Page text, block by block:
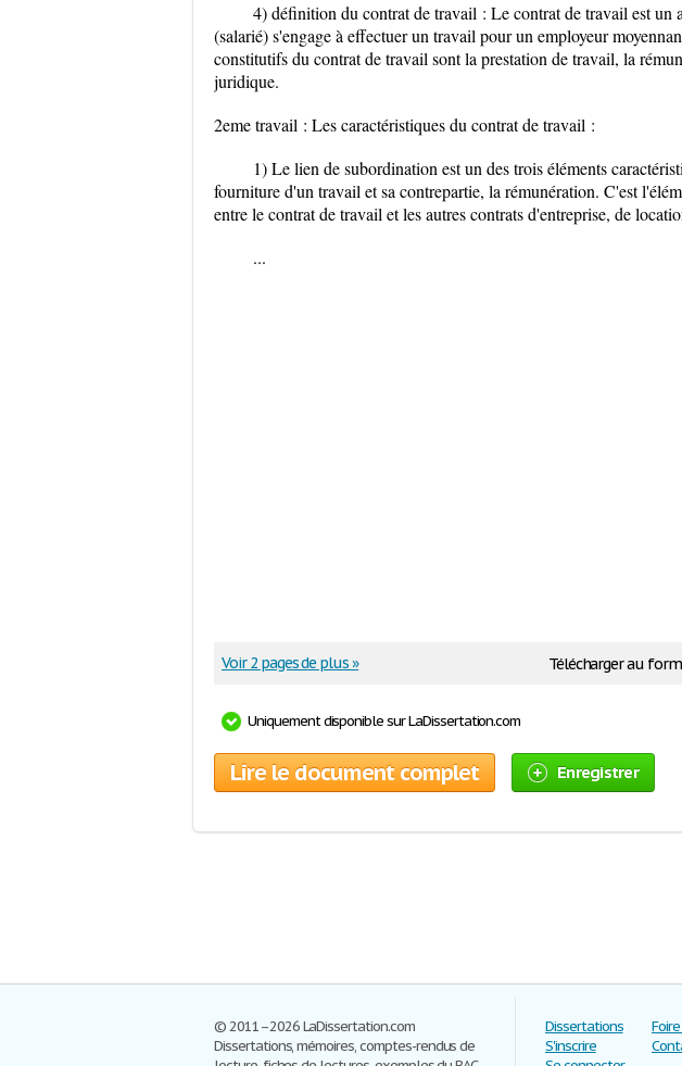
4) définition du contrat de travail : Le contrat de travail est un
(salarié) s'engage à effectuer un travail pour un employeur
constitutifs du contrat de travail sont la prestation de travail, la
juridique.
2eme travail : Les caractéristiques du contrat de travail :
1) Le lien de subordination est un des trois éléments
fourniture d'un travail et sa contrepartie, la rémunération. C'est
entre le contrat de travail et les autres contrats d'entreprise, de
...
Télécharger au
Voir 2 pages de plus »
Uniquement disponible sur LaDissertation.com
Lire le document complet Enregistrer
© 2011–2026 LaDissertation.com
Dissertations, mémoires, comptes-rendus de
Dissertations
S'inscrire